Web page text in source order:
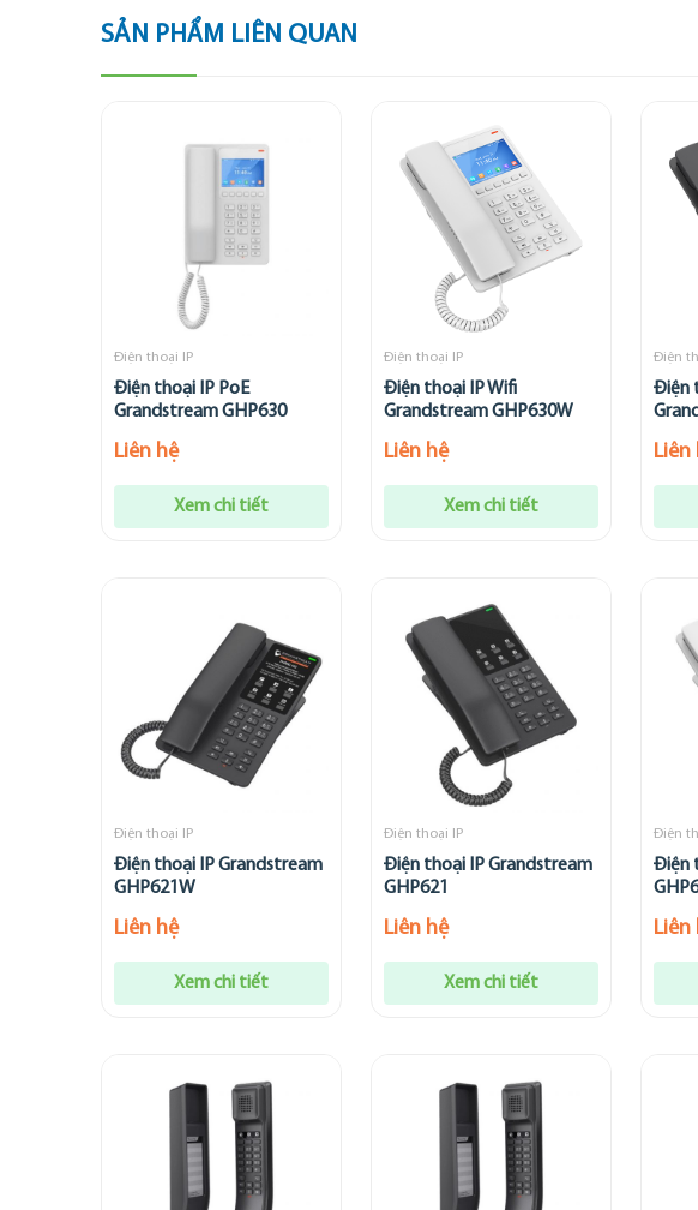
SẢN PHẨM LIÊN QUAN
Điện thoại IP
Điện thoại IP PoE
Grandstream GHP630
Liên hệ
Xem chi tiết
Điện thoại IP
Điện thoại IP Wifi
Grandstream GHP630W
Liên hệ
Xem chi tiết
Điện
Điện
Liên
Điện thoại IP
Điện thoại IP Grandstream
GHP621W
Liên hệ
Xem chi tiết
Điện thoại IP
Điện thoại IP Grandstream
GHP621
Liên hệ
Xem chi tiết
Điện
Điện
Liên